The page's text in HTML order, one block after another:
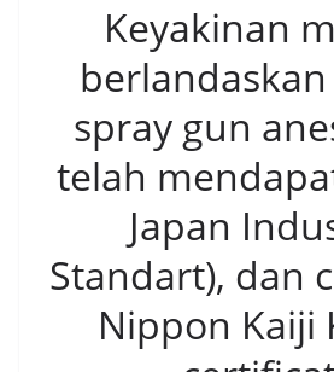
Keyakinan
spray gun
telah
Japan
Standart), dan
Nippon Kaiji